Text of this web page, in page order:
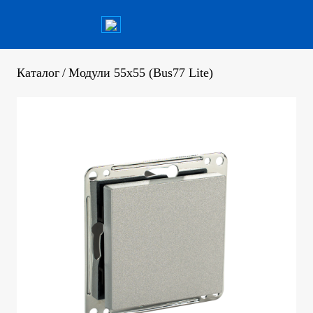
Каталог / Модули 55x55 (Bus77 Lite)